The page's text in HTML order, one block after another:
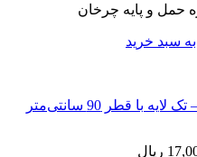
حمل و پایه چرخان
سبد خرید
ریال